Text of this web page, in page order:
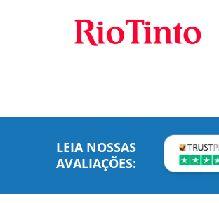
LEIA NOSSAS
AVALIAÇÕES: